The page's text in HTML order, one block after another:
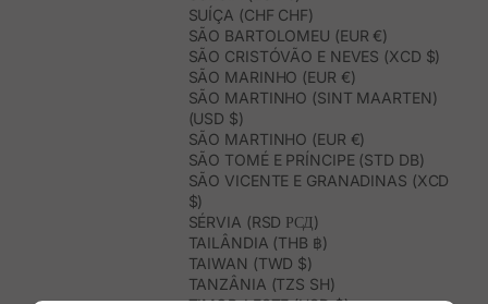
SUÍÇA (CHF CHF)
SÃO BARTOLOMEU (EUR €)
SÃO CRISTÓVÃO E NEVES (XCD $)
SÃO MARINHO (EUR €)
SÃO MARTINHO (SINT MAARTEN)
(USD $)
SÃO MARTINHO (EUR €)
SÃO TOMÉ E PRÍNCIPE (STD DB)
SÃO VICENTE E GRANADINAS (XCD
$)
SÉRVIA (RSD РСД)
TAILÂNDIA (THB ฿)
TAIWAN (TWD $)
TANZÂNIA (TZS SH)